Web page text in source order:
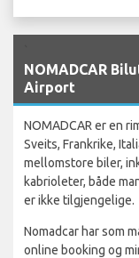
NOMADCAR
Airport
NOMADCAR er en
Sveits, Frankrike,
mellomstore biler,
kabrioleter, både
er ikke tilgjengelige.
Nomadcar har som
online booking og